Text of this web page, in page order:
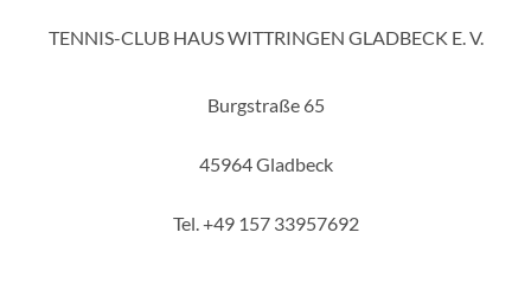
TENNIS-CLUB HAUS WITTRINGEN GLADBECK E. V.
Burgstraße 65
45964 Gladbeck
Tel. +49 157 33957692